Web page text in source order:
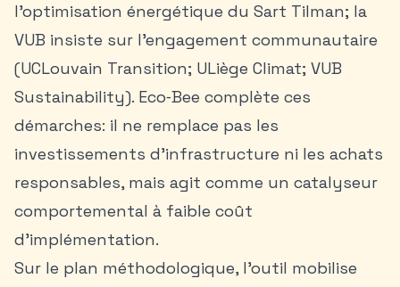
l’optimisation énergétique du Sart Tilman; la
VUB insiste sur l’engagement communautaire
(UCLouvain Transition; ULiège Climat; VUB
Sustainability). Eco‑Bee complète ces
démarches: il ne remplace pas les
investissements d’infrastructure ni les achats
responsables, mais agit comme un catalyseur
comportemental à faible coût
d’implémentation.
Sur le plan méthodologique, l’outil mobilise